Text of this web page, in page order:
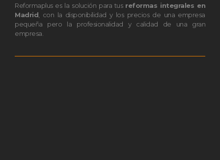
Reformaplus es la solución para tus reformas integrales en
Madrid , con la disponibilidad y los precios de una empresa
pequeña pero la profesionalidad y calidad de una gran
empresa.